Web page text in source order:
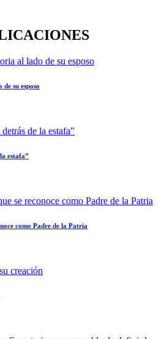
su esposo
estafa”
como Padre de la Patria